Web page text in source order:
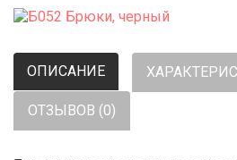
ОПИСАНИЕ
ОТЗЫВОВ (0)